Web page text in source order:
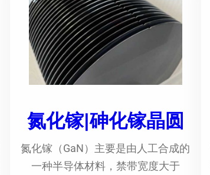
氮化镓|砷化镓晶圆
氮化镓（GaN）主要是由人工合成的
一种半导体材料，禁带宽度大于